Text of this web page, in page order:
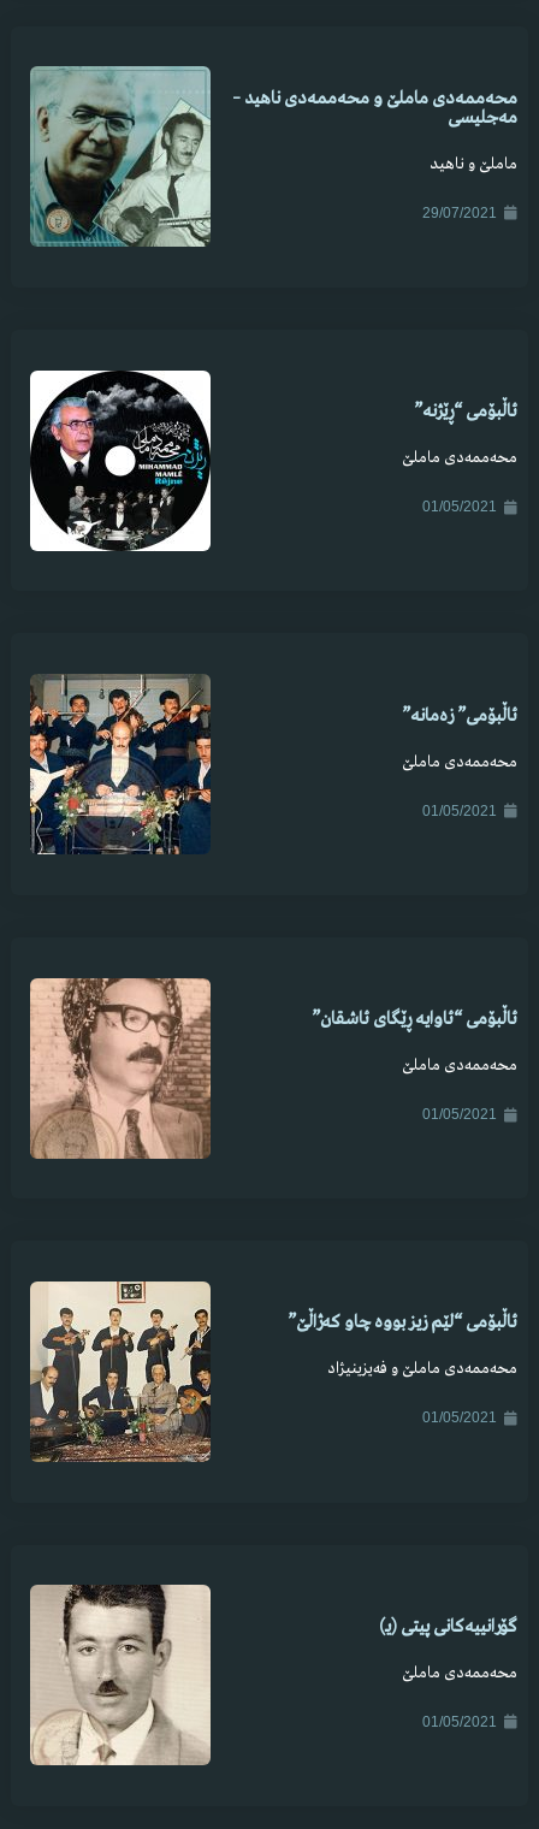
محەممەدی ماملێ و محەممەدی ناهید –
مەجلیسی
ماملێ و ناهید
29/07/2021
ئاڵبۆمی “ڕێژنە”
محەممەدی ماملێ
01/05/2021
ئاڵبۆمی” زەمانە”
محەممەدی ماملێ
01/05/2021
ئاڵبۆمی “ئاوایە ڕێگای ئاشقان”
محەممەدی ماملێ
01/05/2021
ئاڵبۆمی “لێم زیز بووە چاو کەژاڵێ”
محەممەدی ماملێ و فەیزینیژاد
01/05/2021
گۆرانییەکانی پیتی (یـ)
محەممەدی ماملێ
01/05/2021